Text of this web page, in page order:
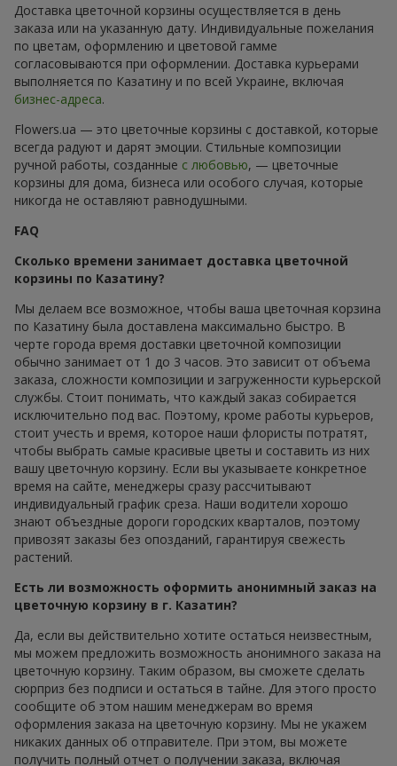
Доставка цветочной корзины осуществляется в день
заказа или на указанную дату. Индивидуальные пожелания
по цветам, оформлению и цветовой гамме
согласовываются при оформлении. Доставка курьерами
выполняется по Казатину и по всей Украине, включая
бизнес-адреса.
Flowers.ua — это цветочные корзины с доставкой, которые
всегда радуют и дарят эмоции. Стильные композиции
ручной работы, созданные с любовью, — цветочные
корзины для дома, бизнеса или особого случая, которые
никогда не оставляют равнодушными.
FAQ
Сколько времени занимает доставка цветочной
корзины по Казатину?
Мы делаем все возможное, чтобы ваша цветочная корзина
по Казатину была доставлена максимально быстро. В
черте города время доставки цветочной композиции
обычно занимает от 1 до 3 часов. Это зависит от объема
заказа, сложности композиции и загруженности курьерской
службы. Стоит понимать, что каждый заказ собирается
исключительно под вас. Поэтому, кроме работы курьеров,
стоит учесть и время, которое наши флористы потратят,
чтобы выбрать самые красивые цветы и составить из них
вашу цветочную корзину. Если вы указываете конкретное
время на сайте, менеджеры сразу рассчитывают
индивидуальный график среза. Наши водители хорошо
знают объездные дороги городских кварталов, поэтому
привозят заказы без опозданий, гарантируя свежесть
растений.
Есть ли возможность оформить анонимный заказ на
цветочную корзину в г. Казатин?
Да, если вы действительно хотите остаться неизвестным,
мы можем предложить возможность анонимного заказа на
цветочную корзину. Таким образом, вы сможете сделать
сюрприз без подписи и остаться в тайне. Для этого просто
сообщите об этом нашим менеджерам во время
оформления заказа на цветочную корзину. Мы не укажем
никаких данных об отправителе. При этом, вы можете
получить полный отчет о получении заказа, включая